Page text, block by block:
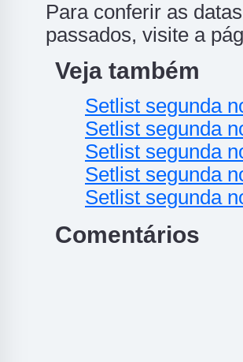
Para conferir as
passados, visite a
Veja também
Setlist segunda
Setlist segunda
Setlist segunda
Setlist segunda
Setlist segunda
Comentários